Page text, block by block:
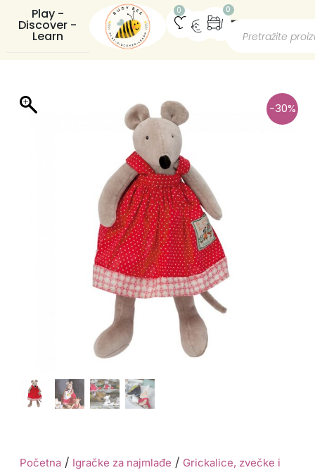
Play -
Discover -
Learn
0 0
-30%
Početna/ Igračke za najmlađe / Grickalice, zvečke i